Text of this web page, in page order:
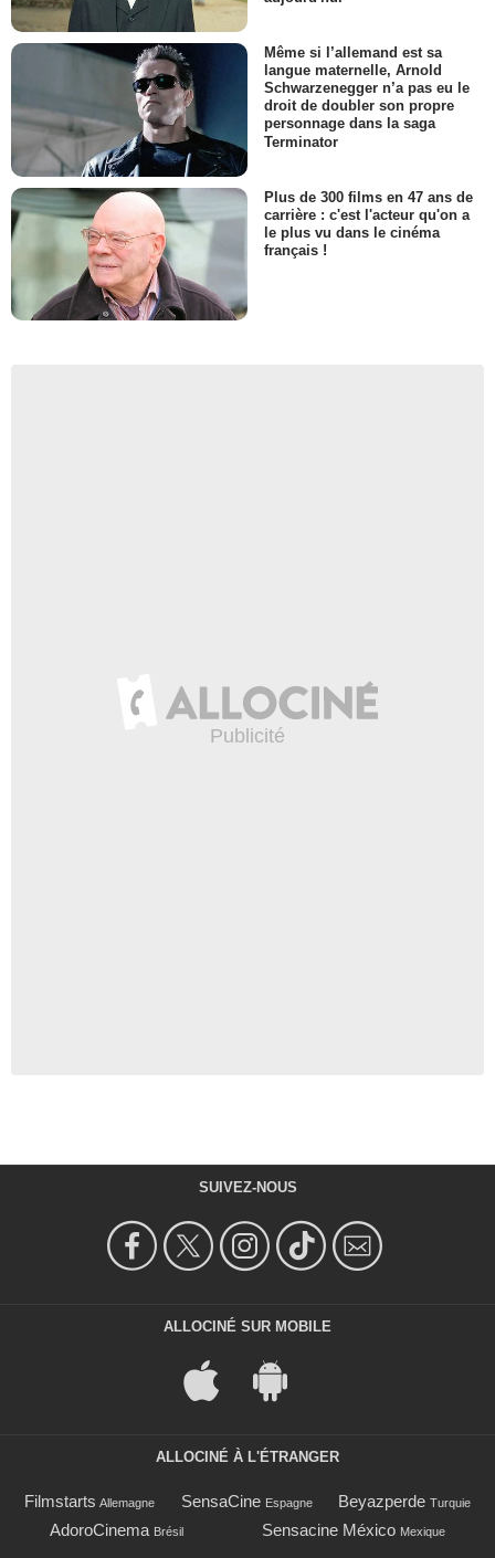
Même si l’allemand est sa
langue maternelle, Arnold
Schwarzenegger n’a pas eu le
droit de doubler son propre
personnage dans la saga
Terminator
Plus de 300 films en 47 ans de
carrière : c'est l'acteur qu'on a
le plus vu dans le cinéma
français !
SUIVEZ-NOUS
ALLOCINÉ SUR MOBILE
ALLOCINÉ À L'ÉTRANGER
Filmstarts Allemagne SensaCine Espagne Beyazperde Turquie
AdoroCinema Brésil Sensacine México Mexique